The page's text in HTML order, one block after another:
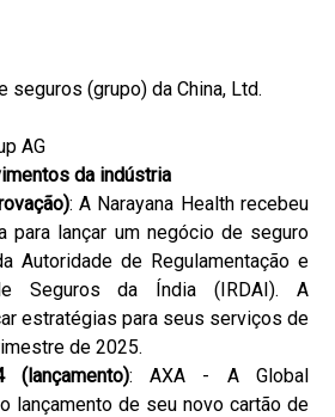
seguros (grupo) da China, Ltd.
AG
da indústria
: A Narayana Health recebeu
para lançar um negócio de seguro
Autoridade de Regulamentação e
Seguros da Índia (IRDAI). A
estratégias para seus serviços de
de 2025.
: AXA - A Global
lançamento de seu novo cartão de